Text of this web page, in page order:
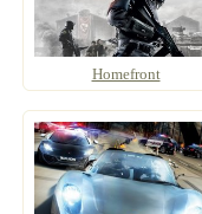
Homefront